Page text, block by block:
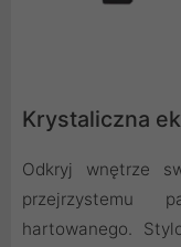
Krystaliczna
Odkryj wnętrze
przejrzystemu
hartowanego.